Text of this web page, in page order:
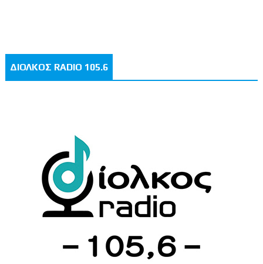
ΔΙΟΛΚΟΣ RADIO 105.6